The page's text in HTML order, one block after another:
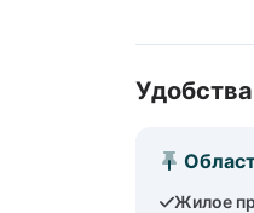
Удобства
Жилое